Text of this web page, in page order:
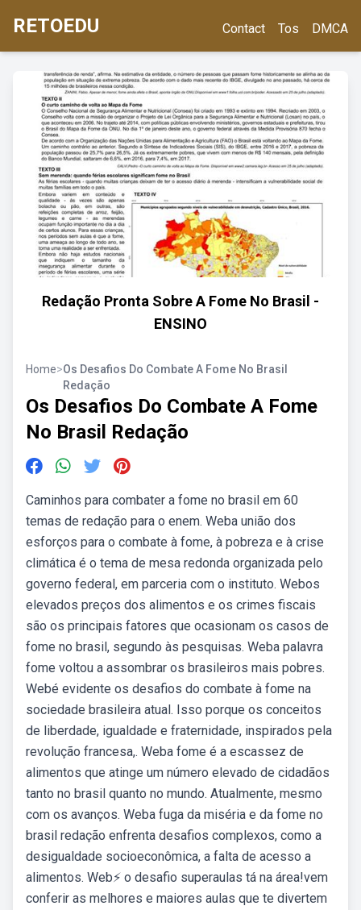
RETOEDU Contact Tos DMCA
Redação Pronta Sobre A Fome No Brasil -
ENSINO
Home>Os Desafios Do Combate A Fome No Brasil
Redação
Os Desafios Do Combate A Fome
No Brasil Redação
Caminhos para combater a fome no brasil em 60
temas de redação para o enem. Weba união dos
esforços para o combate à fome, à pobreza e à crise
climática é o tema de mesa redonda organizada pelo
governo federal, em parceria com o instituto. Webos
elevados preços dos alimentos e os crimes fiscais
são os principais fatores que ocasionam os casos de
fome no brasil, segundo às pesquisas. Weba palavra
fome voltou a assombrar os brasileiros mais pobres.
Webé evidente os desafios do combate à fome na
sociedade brasileira atual. Isso porque os conceitos
de liberdade, igualdade e fraternidade, inspirados pela
revolução francesa,. Weba fome é a escassez de
alimentos que atinge um número elevado de cidadãos
tanto no brasil quanto no mundo. Atualmente, mesmo
com os avanços. Weba fuga da miséria e da fome no
brasil redação enfrenta desafios complexos, como a
desigualdade socioeconômica, a falta de acesso a
alimentos. Web⚡ o desafio superaulas tá na área!vem
conferir as melhores e maiores aulas que te divertem